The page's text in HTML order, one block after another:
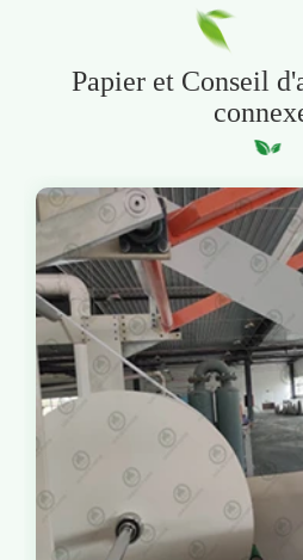
Papier et Conseil